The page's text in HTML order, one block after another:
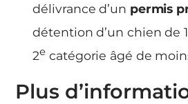
délivrance d’un permis
détention d’un chien de 1
2e catégorie âgé de
Plus